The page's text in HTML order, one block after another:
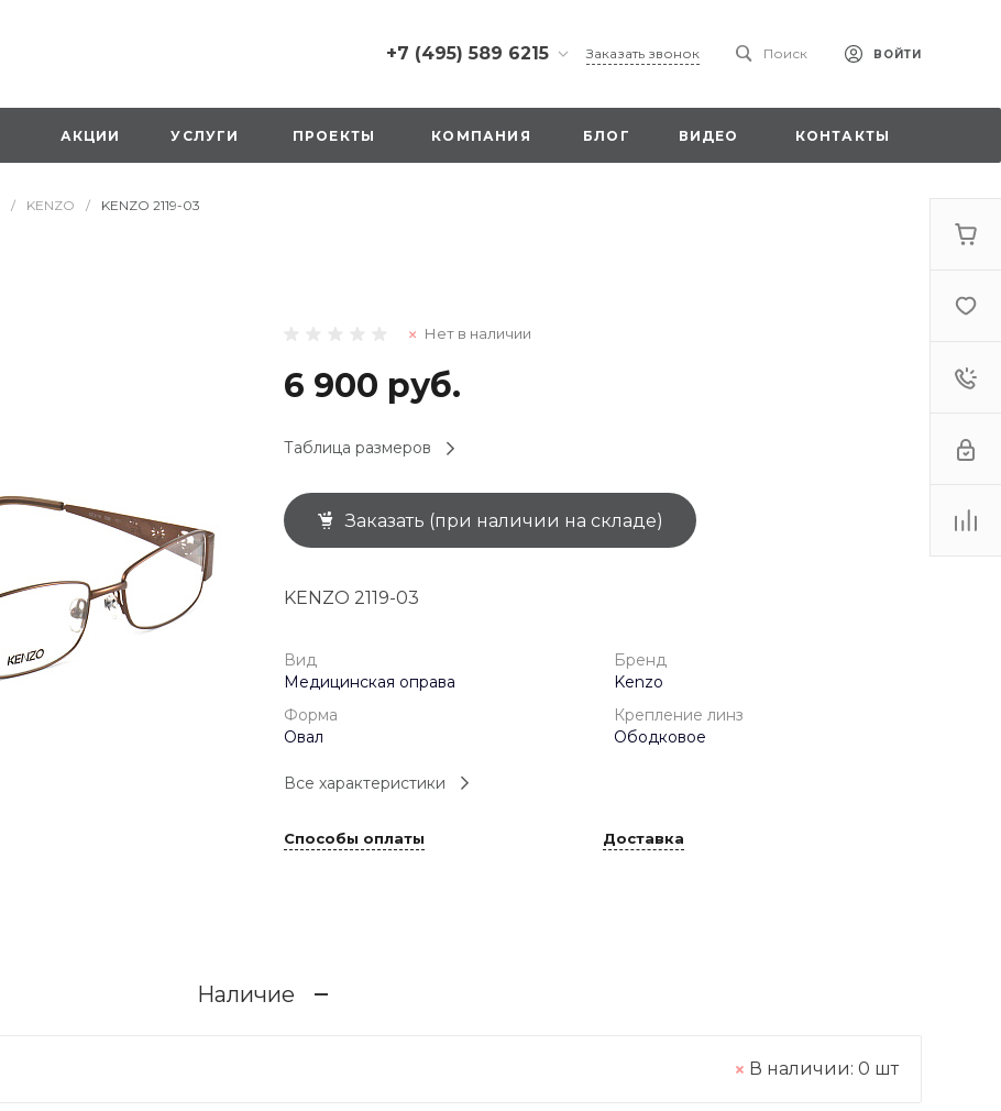
+7 (495) 589 6215
+7 (495) 589 6215
г. Москва, Русаковская
ул., д.1, вход с улицы со
стороны ТТК
г. Москва,
оранжевая вывеска
напротив «Перекрестка»
на 1 этаже
1 мая: 10:00-19:00
+7 (926) 092 4274
г. Королёв, пр-т
(0-9)
1 мая: 10:00-19:00
9 мая: 10:00-19:00
Заказать звонок Поиск ВОЙТИ
АКЦИИ УСЛУГИ ПРОЕКТЫ КОМПАНИЯ БЛОГ ВИДЕО КОНТАКТЫ
/ KENZO / KENZO 2119-03
Нет в наличии
6 900 руб.
Таблица размеров
Заказать (при наличии на складе)
KENZO 2119-03
Вид
Медицинская оправа
Бренд
Kenzo
Форма
Овал
Крепление линз
Ободковое
Все характеристики
Способы оплаты Доставка
Наличие
В наличии: 0 шт